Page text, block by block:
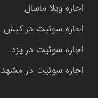
اجاره ویلا ماسال
اجاره سوئیت در کیش
اجاره سوئیت در یزد
اجاره سوئیت در مشهد